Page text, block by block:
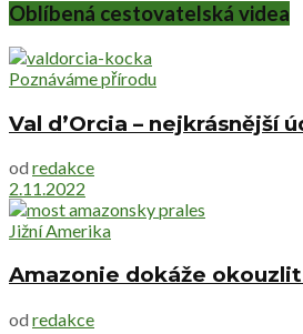
Oblíbená cestovatelská videa
Poznáváme přírodu
Val d’Orcia – nejkrásnější
od redakce
2.11.2022
Jižní Amerika
Amazonie dokáže
od redakce